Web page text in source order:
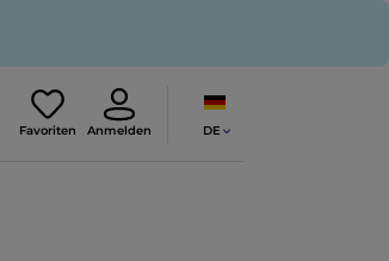
Favoriten Anmelden DE